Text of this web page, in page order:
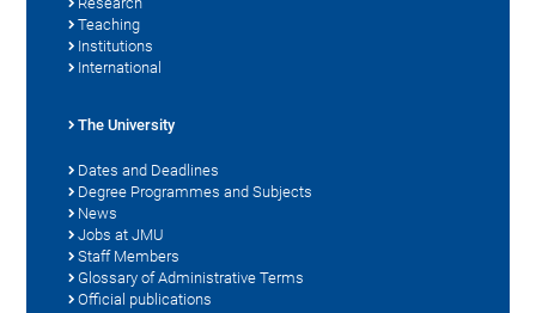
Teaching
Institutions
International
The University
Dates and Deadlines
Degree Programmes and Subjects
News
Jobs at JMU
Staff Members
Glossary of Administrative Terms
Official publications